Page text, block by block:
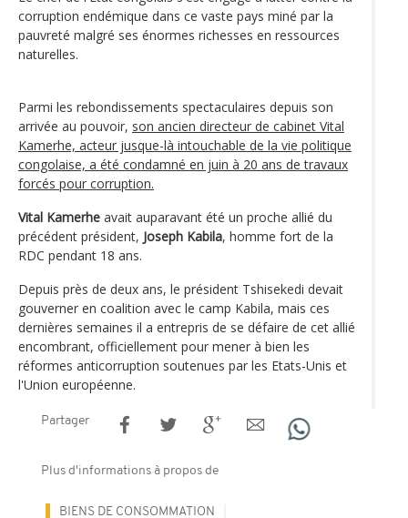
corruption endémique dans ce vaste pays miné par la
pauvreté malgré ses énormes richesses en ressources
naturelles.
Parmi les rebondissements spectaculaires depuis son
arrivée au pouvoir, son ancien directeur de cabinet Vital
Kamerhe, acteur jusque-là intouchable de la vie politique
congolaise, a été condamné en juin à 20 ans de travaux
forcés pour corruption.
Vital Kamerhe avait auparavant été un proche allié du
précédent président, Joseph Kabila, homme fort de la
RDC pendant 18 ans.
Depuis près de deux ans, le président Tshisekedi devait
gouverner en coalition avec le camp Kabila, mais ces
dernières semaines il a entrepris de se défaire de cet allié
encombrant, officiellement pour mener à bien les
réformes anticorruption soutenues par les Etats-Unis et
l'Union européenne.
Partager
Plus d'informations à propos de
BIENS DE CONSOMMATION